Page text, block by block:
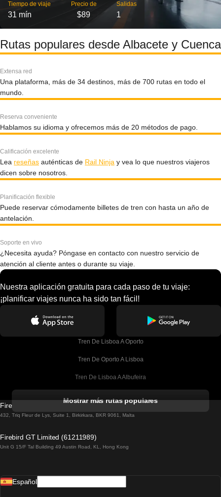
Tiempo de viaje
31 mín
Precio de
$89
Salidas
1
Rutas populares desde Albacete y Cuenca
Extensa red
Una plataforma, más de 34 destinos, más de 700 rutas en todo el
mundo.
Reserva conveniente
Hablamos su idioma y ofrecemos más de 20 métodos de pago.
Calificación excelente
Lea reseñas auténticas de Rail Ninja y vea lo que nuestros viajeros
dicen sobre nosotros.
Planificación flexible
Puede reservar cómodamente billetes de tren con hasta un año de
antelación.
Soporte en vivo
¿Necesita ayuda? Póngase en contacto con nuestro servicio de
atención al cliente antes o durante su viaje.
Nuestra aplicación gratuita para cada paso de tu viaje:
¡planificar viajes nunca ha sido tan fácil!
Tren De Lisboa A Oporto
Tren De Oporto A Lisboa
Tren De Lisboa A Albufeira
Tren De Lisboa A Lagos
Tren De Lisboa A Madrid
Mostrar más rutas populares
Firebird GT Limited (OC 1451)
432, Triq Fleur de Lys, Suite 1, Birkirkara, BKR 9061, Malta
Firebird GT Limited (61211989)
Unit G 15/F Tal Building 49 Austin Road, KL, Hong Kong
Español